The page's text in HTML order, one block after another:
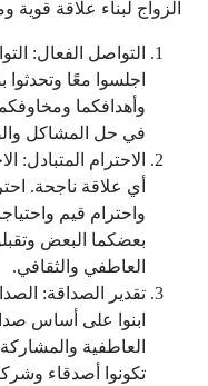
الزواج لبناء علاقة
التواصل الفعال:
اجلسوا معًا
وأهدافكما
في حل المشاكل
الاحترام
أي علاقة ناجحة.
واحترام قيم
بعضكما البعض
العاطفي والثقافي.
تقدير الصداقة:
ابنوا على أساس
العاطفية
تكونوا أصدقاء